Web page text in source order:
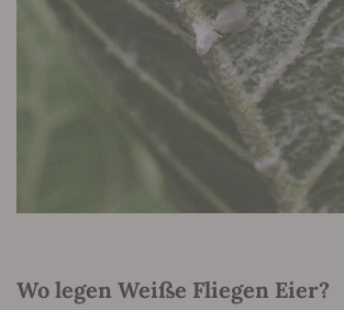
Wo legen Weiße Fliegen Eier?